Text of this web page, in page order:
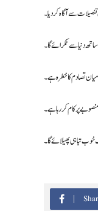
سے آگاہ کر دیا ۔
پر کام کر رہا ہے ۔